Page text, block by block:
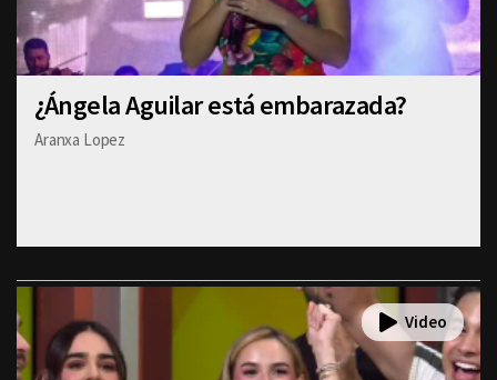
¿Ángela Aguilar está embarazada?
Aranxa Lopez